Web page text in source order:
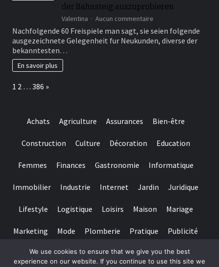
oder
entsprechen
der Bahnsteig auszuprobieren
Valentina Aucun commentaire
Die
12
Freispiele
ihr
Slotspiele
auszuprobieren
Nachfolgende 60 Freispiele man sagt, sie seien folgende
ausgezeichnete Gelegenheit fur Neukunden, diverse der
bekanntesten…
En savoir plus
Page:
1 2 … 386 Next
»
Achats Agriculture Assurances Bien-être
Construction Culture Décoration Education
Femmes Finances Gastronomie Informatique
Immobilier Industrie Internet Jardin Juridique
Lifestyle Logistique Loisirs Maison Mariage
Marketing Mode Plomberie Pratique Publicité
Santé Services Sport Textile Tourisme
We use cookies to ensure that we give you the best
experience on our website. If you continue to use this site we